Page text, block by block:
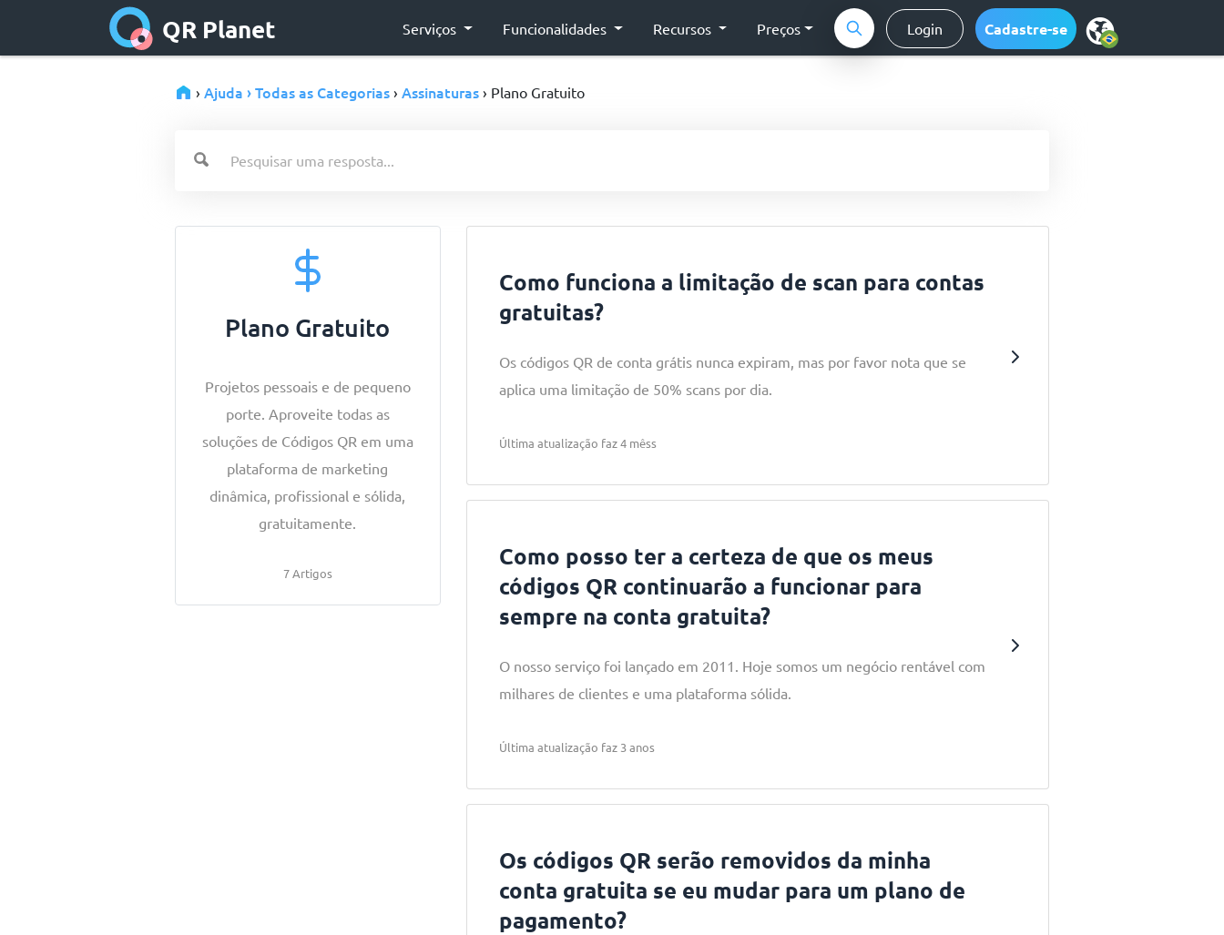
QR Planet Serviços Funcionalidades Recursos Preços Login Cadastre-se
› Ajuda › Todas as Categorias › Assinaturas › Plano Gratuito
Plano Gratuito
Projetos pessoais e de pequeno
porte. Aproveite todas as
soluções de Códigos QR em uma
plataforma de marketing
dinâmica, profissional e sólida,
gratuitamente.
7 Artigos
Como funciona a limitação de scan para contas
gratuitas?
Os códigos QR de conta grátis nunca expiram, mas por favor nota que se
aplica uma limitação de 50% scans por dia.
Última atualização faz 4 mêss
Como posso ter a certeza de que os meus
códigos QR continuarão a funcionar para
sempre na conta gratuita?
O nosso serviço foi lançado em 2011. Hoje somos um negócio rentável com
milhares de clientes e uma plataforma sólida.
Última atualização faz 3 anos
Os códigos QR serão removidos da minha
conta gratuita se eu mudar para um plano de
pagamento?